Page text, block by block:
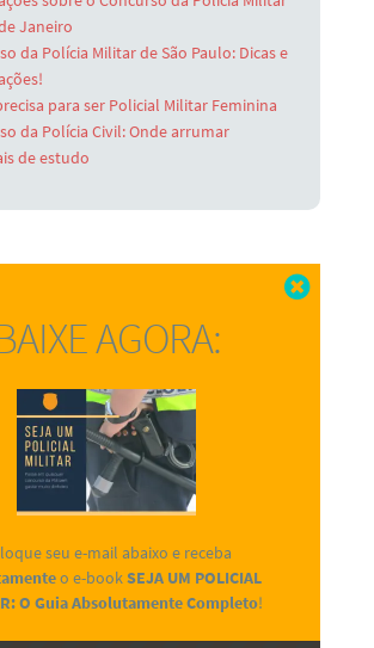
Janeiro
da Polícia Militar de São Paulo: Dicas e
para ser Policial Militar Feminina
da Polícia Civil: Onde arrumar
de estudo
AGORA:
seu e-mail abaixo e receba
o e-bookSEJA UM POLICIAL
O Guia Absolutamente Completo!
Fechar